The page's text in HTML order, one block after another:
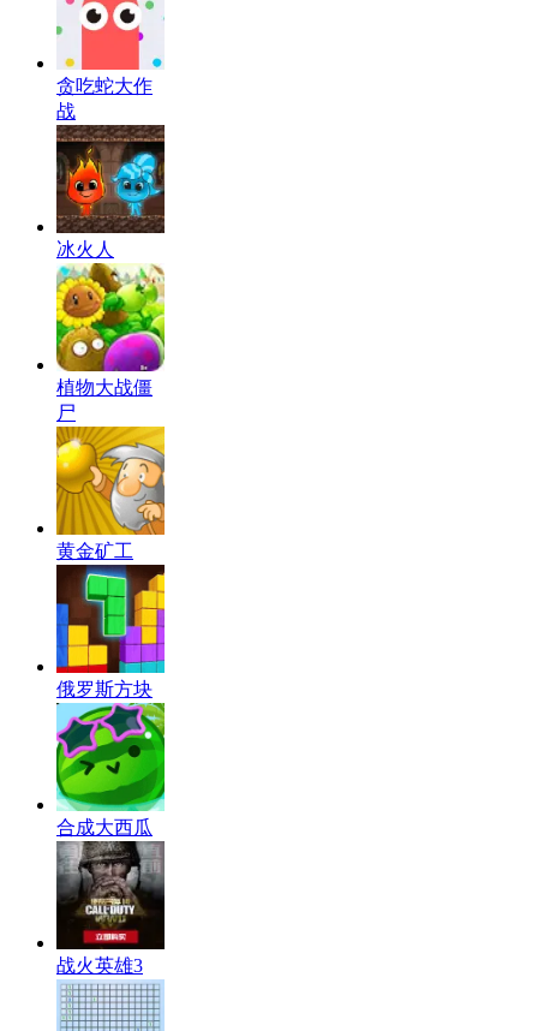
贪吃蛇大作
战
冰火人
植物大战僵
尸
黄金矿工
俄罗斯方块
合成大西瓜
战火英雄3